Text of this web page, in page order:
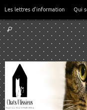
contenu
Les lettres d’information Qui
Recherche
pour
:
Rechercher